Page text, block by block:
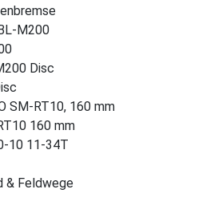
M200
Disc
SM-RT10, 160 mm
160 mm
10 11-34T
& Feldwege